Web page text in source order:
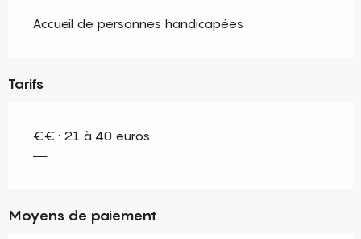
Accueil de personnes handicapées
Tarifs
€€ : 21 à 40 euros
—
Moyens de paiement